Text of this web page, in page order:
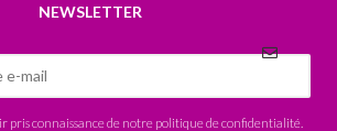
NEWSLETTER
pris connaissance de notre politique de confidentialité